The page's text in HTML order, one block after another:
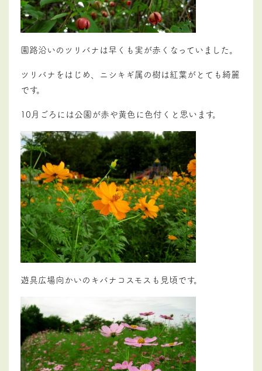
園路沿いのツリバナは早くも実が赤くなっていました。
ツリバナをはじめ、ニシキギ属の樹は紅葉がとても綺麗
です。
10月ごろには公園が赤や黄色に色付くと思います。
遊具広場向かいのキバナコスモスも見頃です。